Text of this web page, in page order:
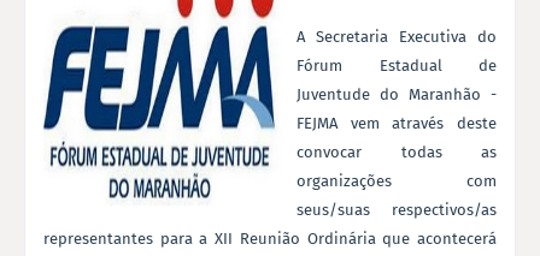
A Secretaria Executiva do
Fórum Estadual de
Juventude do Maranhão -
FEJMA vem através deste
convocar todas as
organizações com
seus/suas respectivos/as
representantes para a XII Reunião Ordinária que acontecerá